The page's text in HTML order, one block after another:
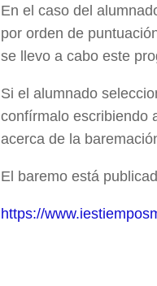
En el caso del
por orden de
se llevo a cabo este
Si el alumnado
confírmalo escribiendo
acerca de la
El baremo está
https://